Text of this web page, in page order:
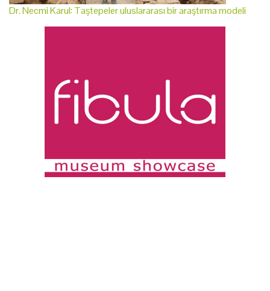
Dr. Necmi Karul: Taştepeler uluslararası bir araştırma modeli